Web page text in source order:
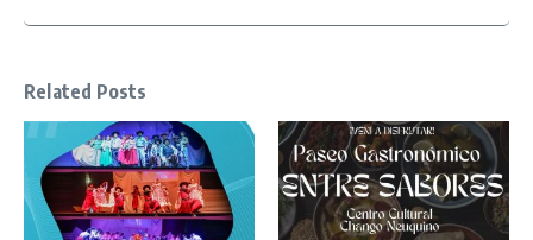
Related Posts